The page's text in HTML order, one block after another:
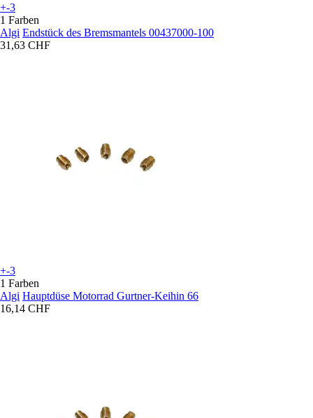
+-3
1 Farben
Algi Endstück des Bremsmantels 00437000-100
31,63 CHF
+-3
1 Farben
Algi Hauptdüse Motorrad Gurtner-Keihin 66
16,14 CHF